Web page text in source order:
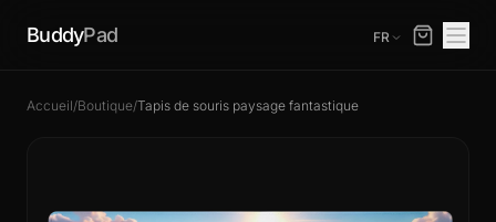
BuddyPad FR
Accueil/Boutique/Tapis de souris paysage fantastique